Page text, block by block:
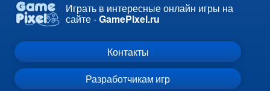
Играть в интересные онлайн игры на
сайте -GamePixel.ru
Контакты
Разработчикам игр